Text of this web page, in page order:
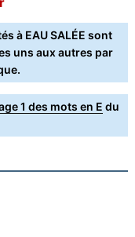
à EAU SALÉE sont
uns aux autres par
1 des mots en E du